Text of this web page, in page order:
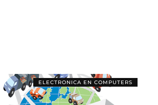
ELECTRONICA EN COMPUTERS